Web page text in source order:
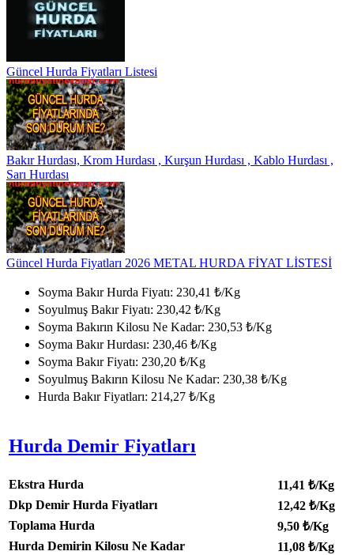
Güncel Hurda Fiyatları Listesi
Bakır Hurdası, Krom Hurdası , Kurşun Hurdası , Kablo Hurdası ,
Sarı Hurdası
Güncel Hurda Fiyatları 2026 METAL HURDA FİYAT LİSTESİ
Soyma Bakır Hurda Fiyatı: 230,41 ₺/Kg
Soyulmuş Bakır Fiyatı: 230,42 ₺/Kg
Soyma Bakırın Kilosu Ne Kadar: 230,53 ₺/Kg
Soyma Bakır Hurdası: 230,46 ₺/Kg
Soyma Bakır Fiyatı: 230,20 ₺/Kg
Soyulmuş Bakırın Kilosu Ne Kadar: 230,38 ₺/Kg
Hurda Bakır Fiyatları: 214,27 ₺/Kg
Hurda Demir Fiyatları
Ekstra Hurda 11,41 ₺/Kg
Dkp Demir Hurda Fiyatları 12,42 ₺/Kg
Toplama Hurda
9,50 ₺/Kg
Hurda Demirin Kilosu Ne Kadar
11,08 ₺/Kg